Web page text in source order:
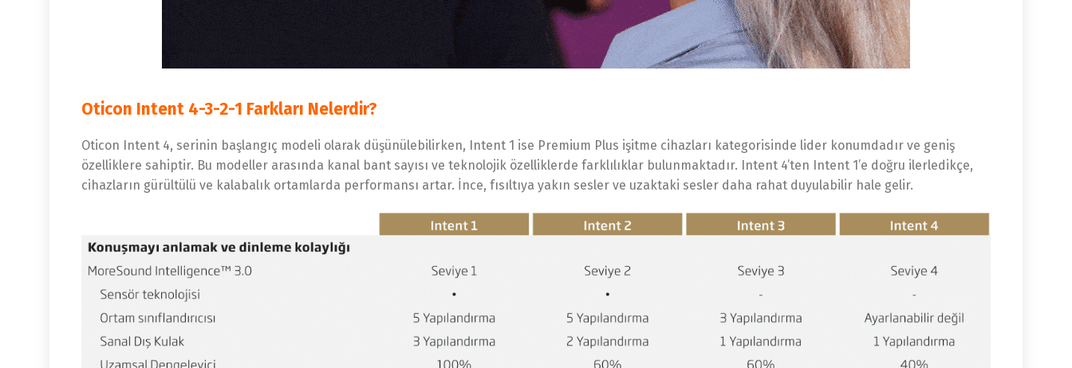
Oticon Intent 4-3-2-1 Farkları Nelerdir?
Oticon Intent 4, serinin başlangıç modeli olarak düşünülebilirken, Intent 1 ise Premium Plus işitme cihazları kategorisinde lider konumdadır ve geniş
özelliklere sahiptir. Bu modeller arasında kanal bant sayısı ve teknolojik özelliklerde farklılıklar bulunmaktadır. Intent 4’ten Intent 1’e doğru ilerledikçe,
cihazların gürültülü ve kalabalık ortamlarda performansı artar. İnce, fısıltıya yakın sesler ve uzaktaki sesler daha rahat duyulabilir hale gelir.